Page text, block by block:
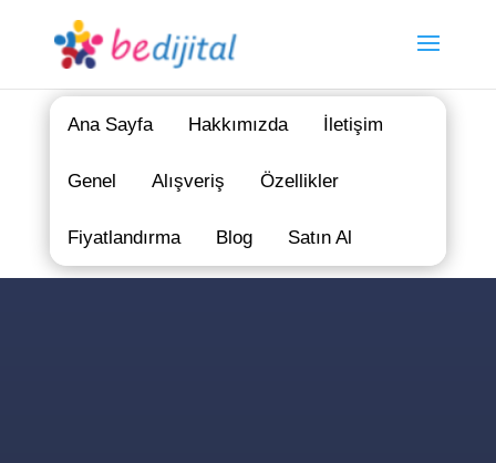
Ana Sayfa Hakkımızda İletişim
Genel Alışveriş Özellikler
Fiyatlandırma Blog Satın Al